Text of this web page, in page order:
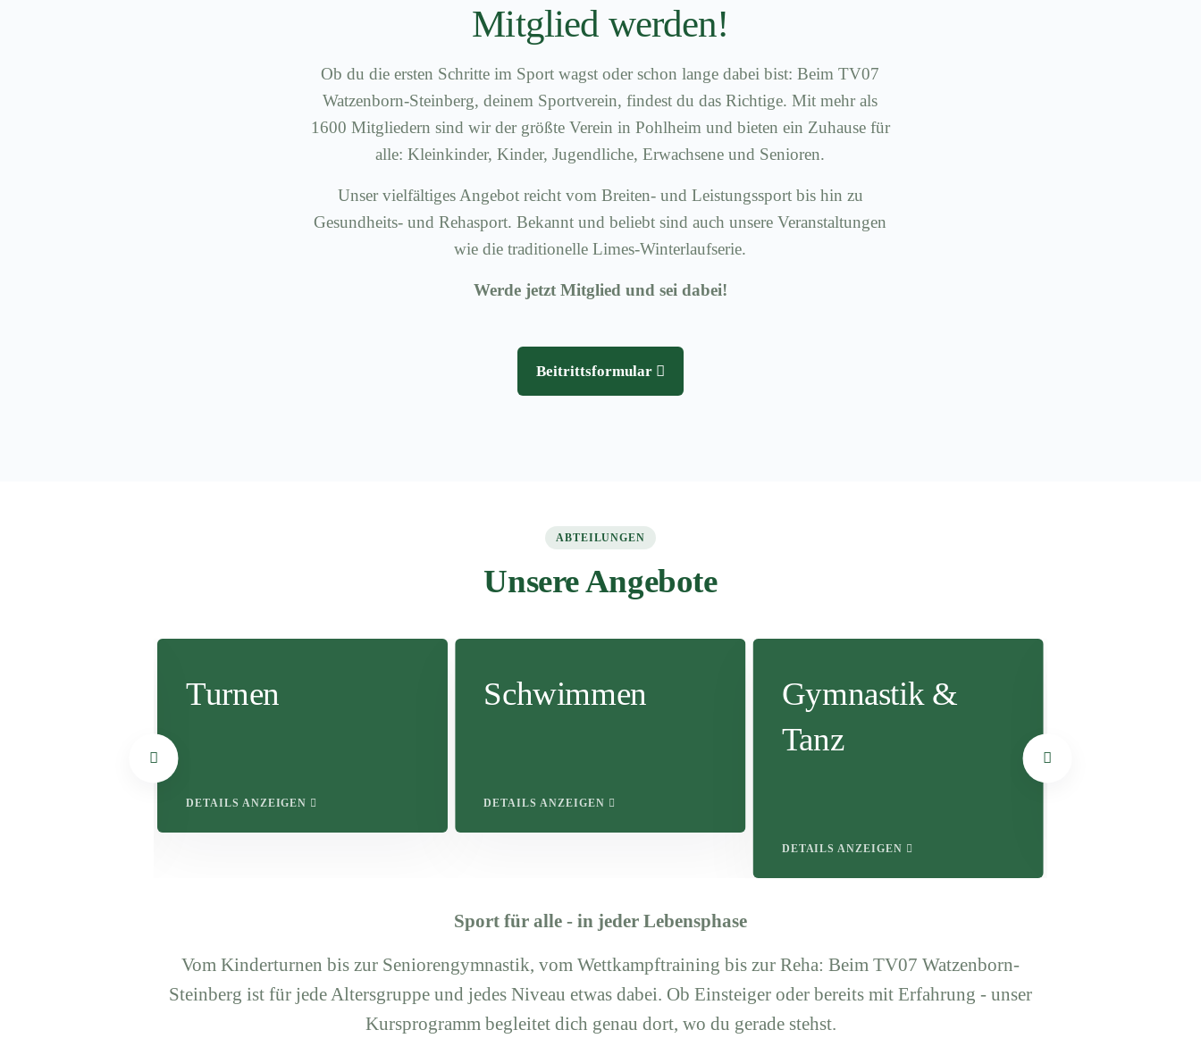
Mitglied werden!
Ob du die ersten Schritte im Sport wagst oder schon lange dabei bist: Beim TV07
Watzenborn-Steinberg, deinem Sportverein, findest du das Richtige. Mit mehr als
1600 Mitgliedern sind wir der größte Verein in Pohlheim und bieten ein Zuhause für
alle: Kleinkinder, Kinder, Jugendliche, Erwachsene und Senioren.
Unser vielfältiges Angebot reicht vom Breiten- und Leistungssport bis hin zu
Gesundheits- und Rehasport. Bekannt und beliebt sind auch unsere Veranstaltungen
wie die traditionelle Limes-Winterlaufserie.
Werde jetzt Mitglied und sei dabei!
Beitrittsformular
ABTEILUNGEN
Unsere Angebote
Turnen
DETAILS ANZEIGEN
Schwimmen
DETAILS ANZEIGEN
Gymnastik &
Tanz
DETAILS ANZEIGEN
Sport für alle - in jeder Lebensphase
Vom Kinderturnen bis zur Seniorengymnastik, vom Wettkampftraining bis zur Reha: Beim TV07 Watzenborn-
Steinberg ist für jede Altersgruppe und jedes Niveau etwas dabei. Ob Einsteiger oder bereits mit Erfahrung - unser
Kursprogramm begleitet dich genau dort, wo du gerade stehst.